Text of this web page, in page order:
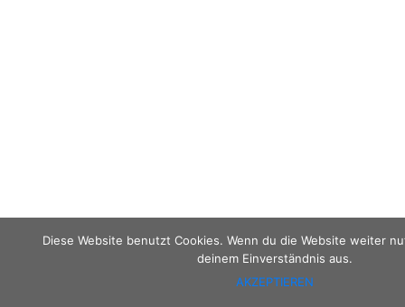
Diese Website benutzt Cookies. Wenn du die Website weiter
deinem Einverständnis aus.
AKZEPTIEREN